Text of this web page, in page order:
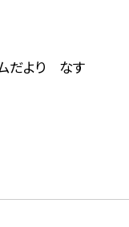
だより なす